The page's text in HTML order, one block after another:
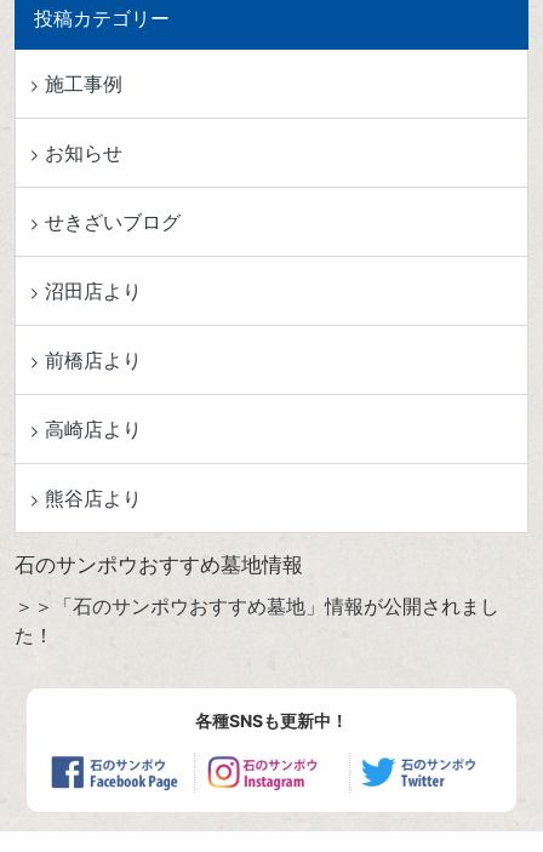
投稿カテゴリー
施工事例
お知らせ
せきざいブログ
沼田店より
前橋店より
高崎店より
熊谷店より
石のサンポウおすすめ墓地情報
＞＞「石のサンポウおすすめ墓地」情報が公開されまし
た！
各種SNSも更新中！